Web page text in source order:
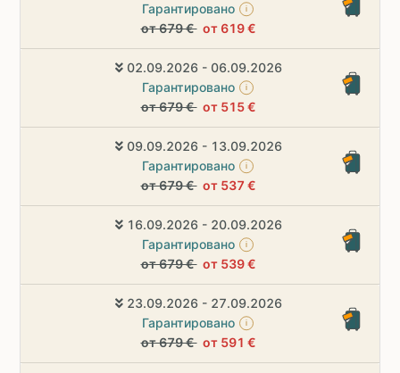
Гарантировано
i
от 679 €от 619 €
02.09.2026 - 06.09.2026
Гарантировано
i
от 679 €от 515 €
09.09.2026 - 13.09.2026
Гарантировано
i
от 679 €от 537 €
16.09.2026 - 20.09.2026
Гарантировано
i
от 679 €от 539 €
23.09.2026 - 27.09.2026
Гарантировано
i
от 679 €от 591 €